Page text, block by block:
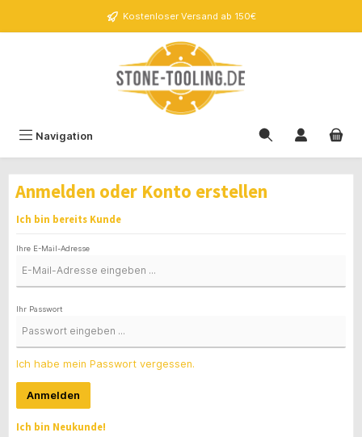
Kostenloser Versand ab 150€
Navigation
Anmelden oder Konto erstellen
Ich bin bereits Kunde
Ihre E-Mail-Adresse
Ihr Passwort
Ich habe mein Passwort vergessen.
Anmelden
Ich bin Neukunde!